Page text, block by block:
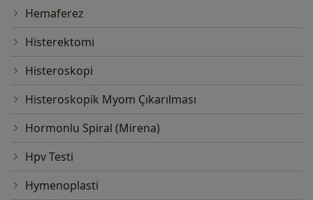
Hemaferez
Histerektomi
Histeroskopi
Histeroskopik Myom Çıkarılması
Hormonlu Spiral (Mirena)
Hpv Testi
Hymenoplasti